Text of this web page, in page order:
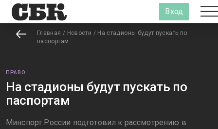
Вход
Главная / Новости / На стадионы будут пускать по
паспортам
ПРАВО
На стадионы будут пускать по
паспортам
Минспорт России подготовил к рассмотрению в